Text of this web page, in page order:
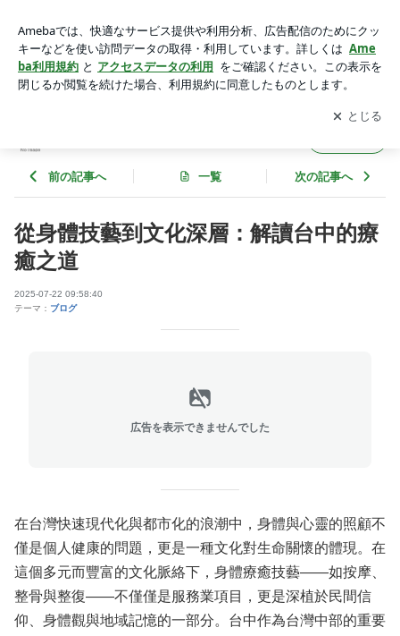
アプリをダウンロードして ブログの更新通知
を受け取りまし
ょう。
開く
前の記事へ 一覧 次の記事へ
從身體技藝到文化深層：解讀台中的療
癒之道
2025-07-22 09:58:40
テーマ： ブログ
広告を表示できませんでした
在台灣快速現代化與都市化的浪潮中，身體與心靈的照顧不
僅是個人健康的問題，更是一種文化對生命關懷的體現。在
這個多元而豐富的文化脈絡下，身體療癒技藝——如按摩、
整骨與整復——不僅僅是服務業項目，更是深植於民間信
仰、身體觀與地域記憶的一部分。台中作為台灣中部的重要